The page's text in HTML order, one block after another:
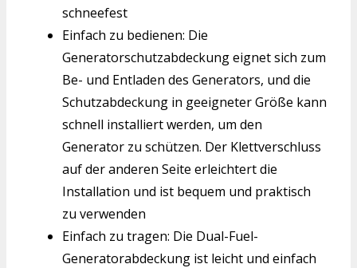
schneefest
Einfach zu bedienen: Die
Generatorschutzabdeckung eignet sich zum
Be- und Entladen des Generators, und die
Schutzabdeckung in geeigneter Größe kann
schnell installiert werden, um den
Generator zu schützen. Der Klettverschluss
auf der anderen Seite erleichtert die
Installation und ist bequem und praktisch
zu verwenden
Einfach zu tragen: Die Dual-Fuel-
Generatorabdeckung ist leicht und einfach